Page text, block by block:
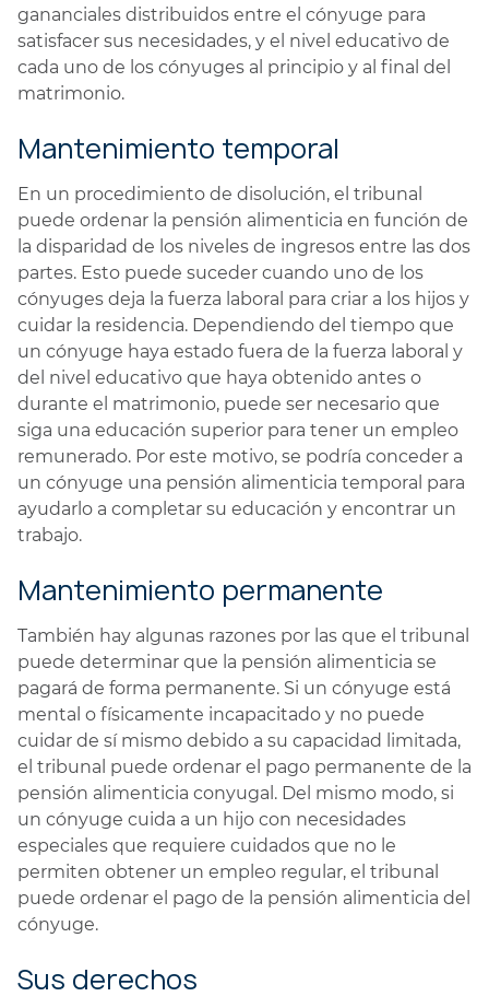
gananciales distribuidos entre el cónyuge para
satisfacer sus necesidades, y el nivel educativo de
cada uno de los cónyuges al principio y al final del
matrimonio.
Mantenimiento temporal
En un procedimiento de disolución, el tribunal
puede ordenar la pensión alimenticia en función de
la disparidad de los niveles de ingresos entre las dos
partes. Esto puede suceder cuando uno de los
cónyuges deja la fuerza laboral para criar a los hijos y
cuidar la residencia. Dependiendo del tiempo que
un cónyuge haya estado fuera de la fuerza laboral y
del nivel educativo que haya obtenido antes o
durante el matrimonio, puede ser necesario que
siga una educación superior para tener un empleo
remunerado. Por este motivo, se podría conceder a
un cónyuge una pensión alimenticia temporal para
ayudarlo a completar su educación y encontrar un
trabajo.
Mantenimiento permanente
También hay algunas razones por las que el tribunal
puede determinar que la pensión alimenticia se
pagará de forma permanente. Si un cónyuge está
mental o físicamente incapacitado y no puede
cuidar de sí mismo debido a su capacidad limitada,
el tribunal puede ordenar el pago permanente de la
pensión alimenticia conyugal. Del mismo modo, si
un cónyuge cuida a un hijo con necesidades
especiales que requiere cuidados que no le
permiten obtener un empleo regular, el tribunal
puede ordenar el pago de la pensión alimenticia del
cónyuge.
Sus derechos